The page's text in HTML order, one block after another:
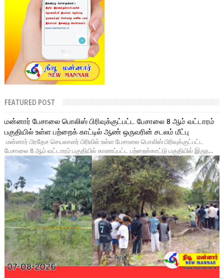
FEATURED POST
மன்னார் பேசாலை பொலிஸ் பிரிவுக்குட்பட்ட பேசாலை 8 ஆம் வட்டாரம்
பகுதியில் உள்ள பற்றைக் காட்டில் ஆண் ஒருவரின் சடலம் மீட்பு
மன்னார் பிரதேச செயலாளர் பிரிவில் உள்ள பேசாலை பொலிஸ் பிரிவுக்குட்பட்ட
பேசாலை 8 ஆம் வட்டாரம் பகுதியில் காணப்பட்ட பற்றைக்காட்டு பகுதியில் இருந...